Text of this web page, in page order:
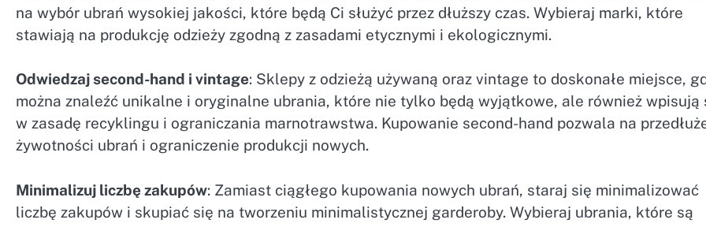
na wybór ubrań wysokiej jakości, które będą Ci służyć przez dłuższy czas. Wybieraj marki, które
stawiają na produkcję odzieży zgodną z zasadami etycznymi i ekologicznymi.
Odwiedzaj second-hand i vintage: Sklepy z odzieżą używaną oraz vintage to doskonałe miejsce,
można znaleźć unikalne i oryginalne ubrania, które nie tylko będą wyjątkowe, ale również wpisują
w zasadę recyklingu i ograniczania marnotrawstwa. Kupowanie second-hand pozwala na
żywotności ubrań i ograniczenie produkcji nowych.
Minimalizuj liczbę zakupów: Zamiast ciągłego kupowania nowych ubrań, staraj się minimalizować
liczbę zakupów i skupiać się na tworzeniu minimalistycznej garderoby. Wybieraj ubrania, które są